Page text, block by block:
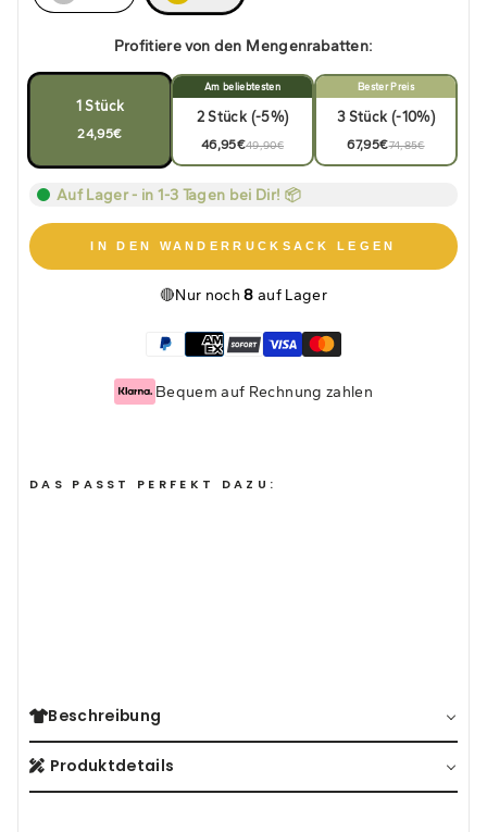
Profitiere von den Mengenrabatten:
1 Stück
24,95€
Am beliebtesten
2 Stück (-5%)
46,95€49,90€
Bester Preis
3 Stück (-10%)
67,95€74,85€
Auf Lager - in 1-3 Tagen bei Dir! 📦
IN DEN WANDERRUCKSACK LEGEN
🔴Nur noch 8 auf Lager
Bequem auf Rechnung zahlen
DAS PASST PERFEKT DAZU:
Beschreibung
Produktdetails